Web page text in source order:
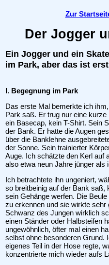
Zur
Der Jogger
Ein Jogger und ein
im Park, aber das ist
I. Begegnung im Park
Das erste Mal bemerkte ich
Park saß. Er trug nur eine
ein Basecap, kein T-Shirt. Sein
der Bank. Er hatte die Augen
über die Banklehne
der Sonne. Sein trainierter
Auge. Ich schätzte den Kerl auf
also etwa neun Jahre jünger als
Ich betrachtete ihn ungeniert,
so breitbeinig auf der Bank saß,
sein Gehänge werfen. Die
zu erkennen und sie wirkte
Schwanz des Jungen wirklich
einen Ständer oder Halbsteifen
ungewöhnlich, öfter mal einen
selbst ohne besonderen Grund.
eigenes Teil in der Hose regte,
konzentrierte mich wieder aufs